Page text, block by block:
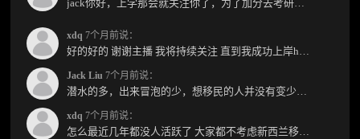
jack你好，上学那会就关注你了，为了加分去考研现在有个尴尬的地方了：我专科直接考研没有本...
xdq 7个月前说：
好的好的 谢谢主播 我将持续关注 直到我成功上岸hhhh
Jack Liu 7个月前说：
潜水的多，出来冒泡的少，想移民的人并没有变少，但现实因素影响了大家的热情度，政策原因...
xdq 7个月前说：
怎么最近几年都没人活跃了 大家都不考虑新西兰移民了嘛？ 没什么人评论，也没什么新的消息...